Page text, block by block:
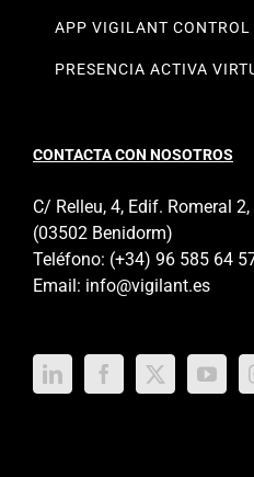
APP VIGILANT CONTROL
PRESENCIA ACTIVA
CONTACTA CON NOSOTROS
C/ Relleu, 4, Edif. Romeral
(03502 Benidorm)
Teléfono: (+34) 96 585 64
Email: info@vigilant.es